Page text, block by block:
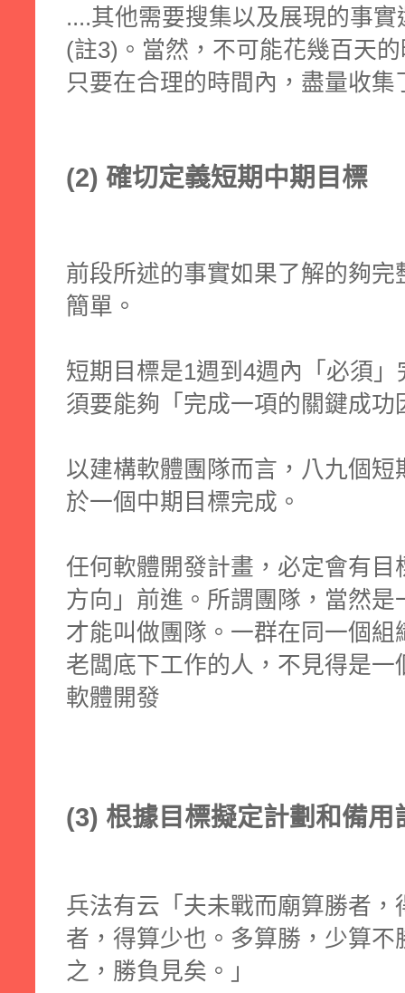
....其他需要搜集以及展現的事
(註3)。當然，不可能花幾百天
只要在合理的時間內，盡量收
(2) 確切定義短期中期目標
前段所述的事實如果了解的夠
簡單。
短期目標是1週到4週內「必須
須要能夠「完成一項的關鍵成功
以建構軟體團隊而言，八九個
於一個中期目標完成。
任何軟體開發計畫，必定會有
方向」前進。所謂團隊，當然
才能叫做團隊。一群在同一個
老闆底下工作的人，不見得是
軟體開發
(3) 根據目標擬定計劃和備
兵法有云「夫未戰而廟算勝者
者，得算少也。多算勝，少算
之，勝負見矣。」